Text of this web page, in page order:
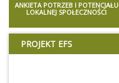
ANKIETA POTRZEB I POTENCJAŁU
LOKALNEJ SPOŁECZNOŚCI
PROJEKT EFS